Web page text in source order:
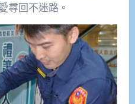
尋回不迷路。